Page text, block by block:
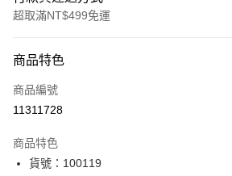
超取滿NT$499免運
icash Pay
信用卡一次付款
LINE Pay
商品特色
商品編號
11311728
商品特色
貨號：100119